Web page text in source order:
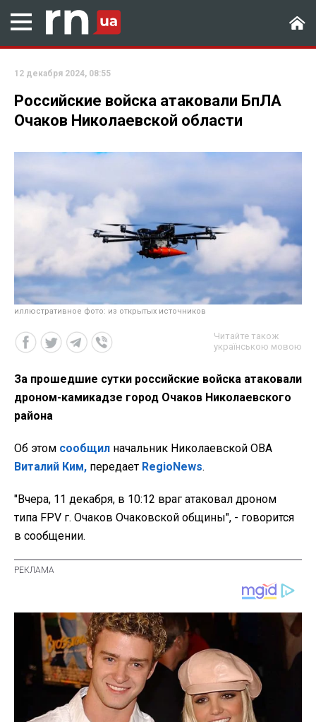
12 декабря 2024, 08:55
Российские войска атаковали БпЛА
Очаков Николаевской области
иллюстративное фото: из открытых источников
Читайте також
українською мовою
За прошедшие сутки российские войска атаковали
дроном-камикадзе город Очаков Николаевского
района
Об этом сообщил начальник Николаевской ОВА
Виталий Ким, передает RegioNews.
"Вчера, 11 декабря, в 10:12 враг атаковал дроном
типа FPV г. Очаков Очаковской общины", - говорится
в сообщении.